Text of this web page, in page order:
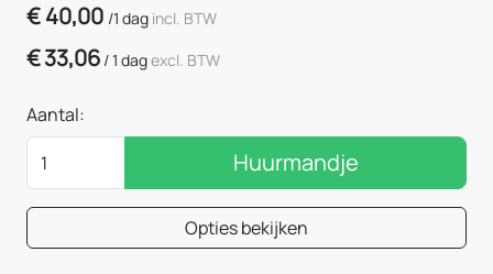
€40,00 /1 dag incl. BTW
€33,06 /1 dagexcl. BTW
Aantal:
Huurmandje
Opties bekijken